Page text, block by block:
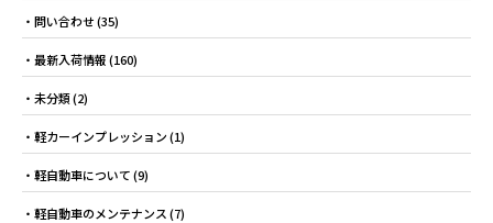
問い合わせ(35)
最新入荷情報(160)
未分類(2)
軽カーインプレッション(1)
軽自動車について(9)
軽自動車のメンテナンス(7)